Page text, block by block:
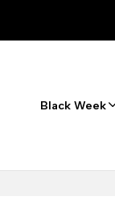
Black Week